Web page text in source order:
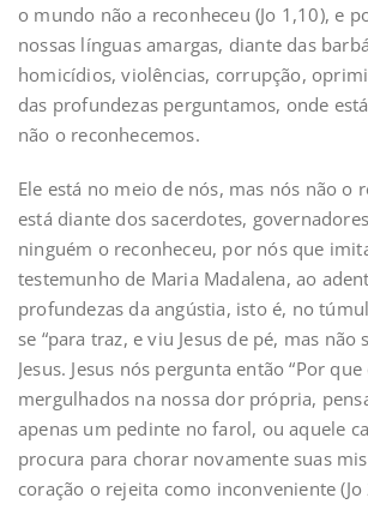
o mundo não a reconheceu (Jo 1,10), e
nossas línguas amargas, diante das
homicídios, violências, corrupção,
das profundezas perguntamos, onde
não o reconhecemos.
Ele está no meio de nós, mas nós não o
está diante dos sacerdotes,
ninguém o reconheceu, por nós que
testemunho de Maria Madalena, ao
profundezas da angústia, isto é, no
se “para traz, e viu Jesus de pé, mas não
Jesus. Jesus nós pergunta então “Por que
mergulhados na nossa dor própria,
apenas um pedinte no farol, ou aquele
procura para chorar novamente suas
coração o rejeita como inconveniente